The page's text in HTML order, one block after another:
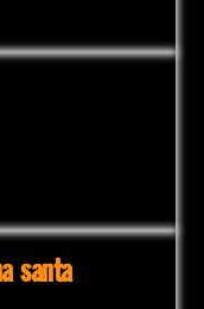
santa